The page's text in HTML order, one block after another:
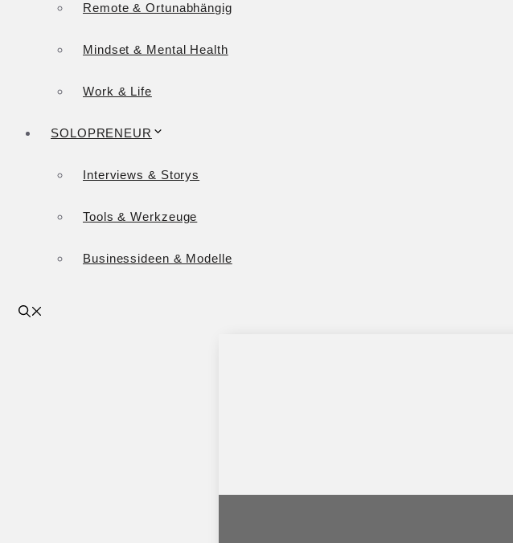
Remote & Ortunabhängig
Mindset & Mental Health
Work & Life
SOLOPRENEUR
Interviews & Storys
Tools & Werkzeuge
Businessideen & Modelle